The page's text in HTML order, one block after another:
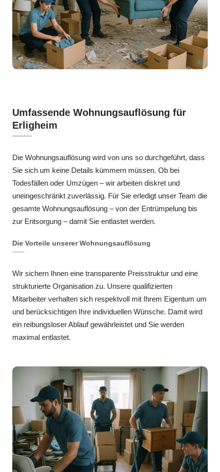
Umfassende Wohnungsauflösung für
Erligheim
Die Wohnungsauflösung wird von uns so durchgeführt, dass
Sie sich um keine Details kümmern müssen. Ob bei
Todesfällen oder Umzügen – wir arbeiten diskret und
uneingeschränkt zuverlässig. Für Sie erledigt unser Team die
gesamte Wohnungsauflösung – von der Entrümpelung bis
zur Entsorgung – damit Sie entlastet werden.
Die Vorteile unserer Wohnungsauflösung
Wir sichern Ihnen eine transparente Preisstruktur und eine
strukturierte Organisation zu. Unsere qualifizierten
Mitarbeiter verhalten sich respektvoll mit Ihrem Eigentum um
und berücksichtigen Ihre individuellen Wünsche. Damit wird
ein reibungsloser Ablauf gewährleistet und Sie werden
maximal entlastet.